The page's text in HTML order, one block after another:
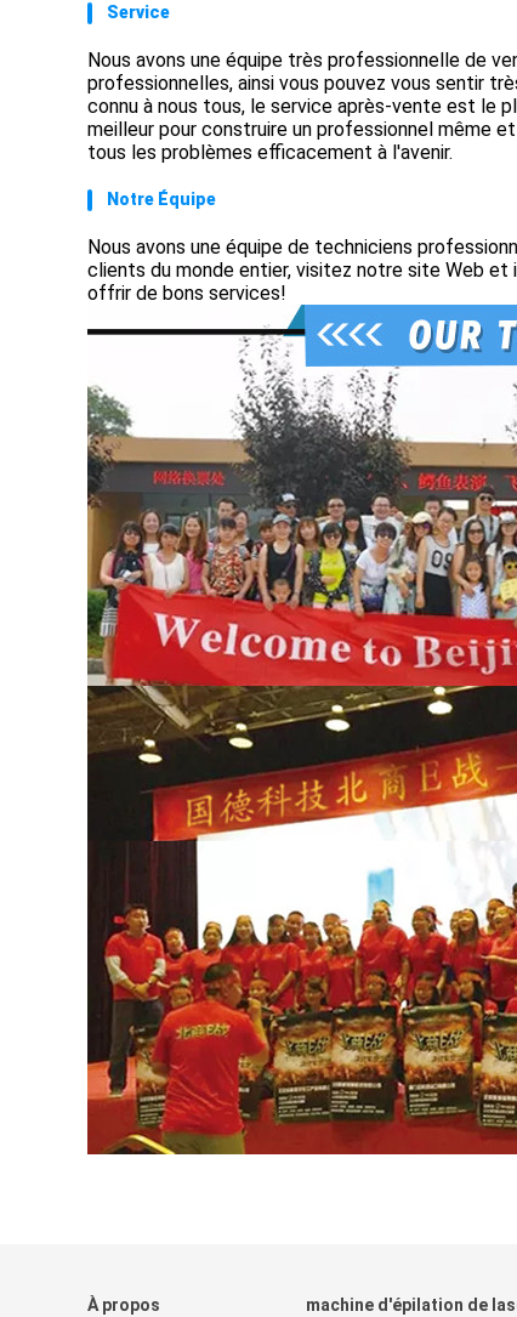
Service
Nous avons une équipe très professionnelle de
professionnelles, ainsi vous pouvez vous sentir
connu à nous tous, le service après-vente est le
meilleur pour construire un professionnel même
tous les problèmes efficacement à l'avenir.
Notre Équipe
Nous avons une équipe de techniciens
clients du monde entier, visitez notre site Web et
offrir de bons services!
À propos machine d'épilation de